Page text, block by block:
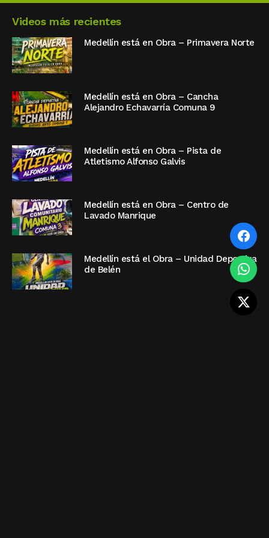
Videos más recientes
Medellín está en Obra – Primavera Norte
Medellín está en Obra – Cancha
Alejandro Echavarría Comuna 9
Medellín está en Obra – Pista de
Atletismo Alfonso Galvis
Medellín está en Obra – Centro de
Lavado Manrique
Medellín está el Obra – Unidad Deportiva
de Belén